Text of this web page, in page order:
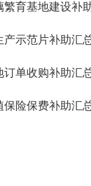
育基地建设补
示范片补助汇
单收购补助汇
险保费补助汇